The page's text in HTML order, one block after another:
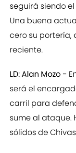
seguirá siendo
Una buena
cero su portería,
reciente.
LD: Alan Mozo -
será el
carril para
sume al ataque.
sólidos de